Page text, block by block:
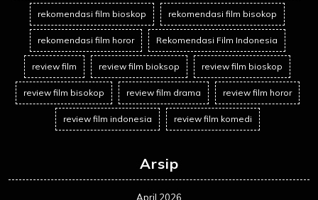
rekomendasi film bioskop rekomendasi film bisokop
rekomendasi film horor Rekomendasi Film Indonesia
review film review film bioksop review film bioskop
review film bisokop review film drama review film horor
review film indonesia review film komedi
Arsip
April 2026